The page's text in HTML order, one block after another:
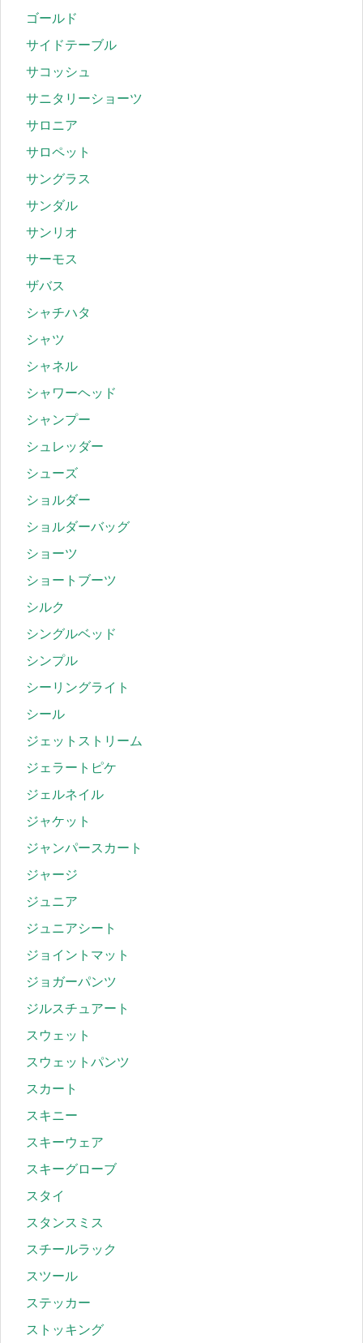
ゴールド
サイドテーブル
サコッシュ
サニタリーショーツ
サロニア
サロペット
サングラス
サンダル
サンリオ
サーモス
ザバス
シャチハタ
シャツ
シャネル
シャワーヘッド
シャンプー
シュレッダー
シューズ
ショルダー
ショルダーバッグ
ショーツ
ショートブーツ
シルク
シングルベッド
シンプル
シーリングライト
シール
ジェットストリーム
ジェラートピケ
ジェルネイル
ジャケット
ジャンパースカート
ジャージ
ジュニア
ジュニアシート
ジョイントマット
ジョガーパンツ
ジルスチュアート
スウェット
スウェットパンツ
スカート
スキニー
スキーウェア
スキーグローブ
スタイ
スタンスミス
スチールラック
スツール
ステッカー
ストッキング